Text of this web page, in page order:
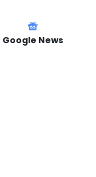
Google News